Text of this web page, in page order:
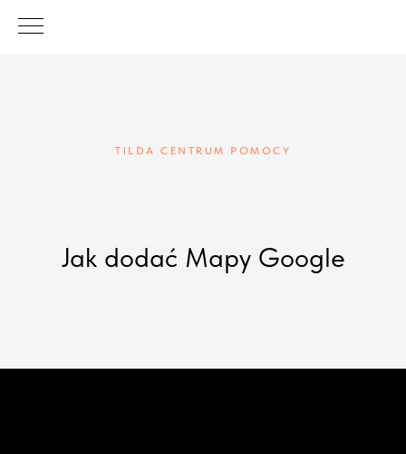
TILDA CENTRUM POMOCY
Jak dodać Mapy Google